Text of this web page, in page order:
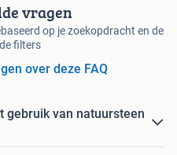
vragen
op je zoekopdracht en de
filters
over deze FAQ
gebruik van natuursteen